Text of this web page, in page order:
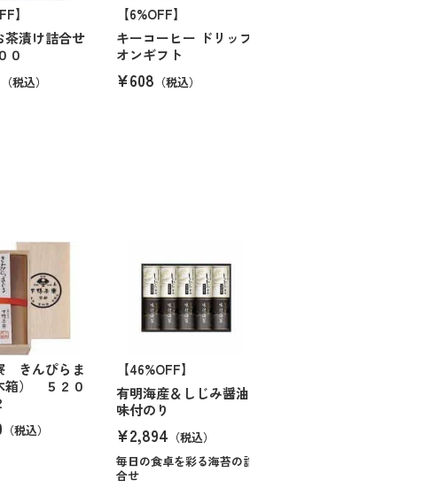
】
茶漬け詰合せ
０
（税込）
【6%OFF】
キーコーヒー ドリップ
オンギフト
¥608 （税込）
きんぴらま
箱） ５２０
（税込）
【46%OFF】
有明海産＆しじみ醤油
味付のり
¥2,894 （税込）
毎日の食卓を彩る海苔の詰
合せ